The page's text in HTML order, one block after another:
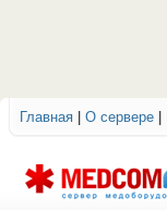
Главная О сервере